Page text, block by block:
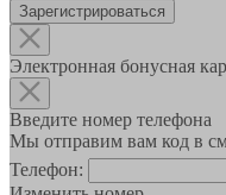
Зарегистрироваться
Электронная бонусная
Введите номер телефона
Мы отправим вам код в
Телефон: